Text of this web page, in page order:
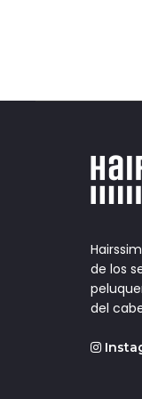
de los
del